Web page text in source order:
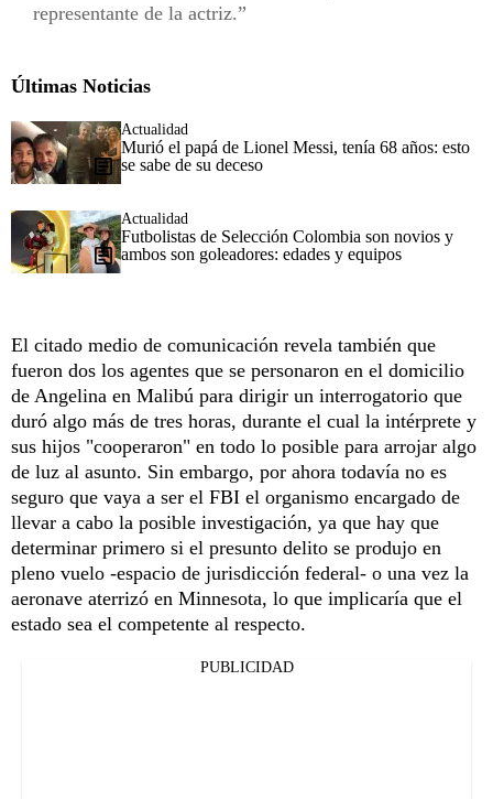
representante de la actriz.
Últimas Noticias
Actualidad
Murió el papá de Lionel Messi, tenía 68 años: esto
se sabe de su deceso
Actualidad
Futbolistas de Selección Colombia son novios y
ambos son goleadores: edades y equipos
El citado medio de comunicación revela también que
fueron dos los agentes que se personaron en el domicilio
de Angelina en Malibú para dirigir un interrogatorio que
duró algo más de tres horas, durante el cual la intérprete y
sus hijos "cooperaron" en todo lo posible para arrojar algo
de luz al asunto. Sin embargo, por ahora todavía no es
seguro que vaya a ser el FBI el organismo encargado de
llevar a cabo la posible investigación, ya que hay que
determinar primero si el presunto delito se produjo en
pleno vuelo -espacio de jurisdicción federal- o una vez la
aeronave aterrizó en Minnesota, lo que implicaría que el
estado sea el competente al respecto.
PUBLICIDAD